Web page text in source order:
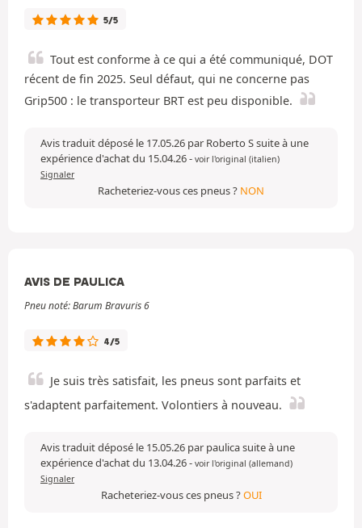
5/5
Tout est conforme à ce qui a été communiqué, DOT
récent de fin 2025. Seul défaut, qui ne concerne pas
Grip500 : le transporteur BRT est peu disponible.
Avis traduit déposé le 17.05.26 par Roberto S suite à une
expérience d'achat du 15.04.26- voir l'original (italien)
Signaler
Racheteriez-vous ces pneus ? NON
AVIS DE PAULICA
Pneu noté: Barum Bravuris 6
4/5
Je suis très satisfait, les pneus sont parfaits et
s'adaptent parfaitement. Volontiers à nouveau.
Avis traduit déposé le 15.05.26 par paulica suite à une
expérience d'achat du 13.04.26- voir l'original (allemand)
Signaler
Racheteriez-vous ces pneus ?OUI